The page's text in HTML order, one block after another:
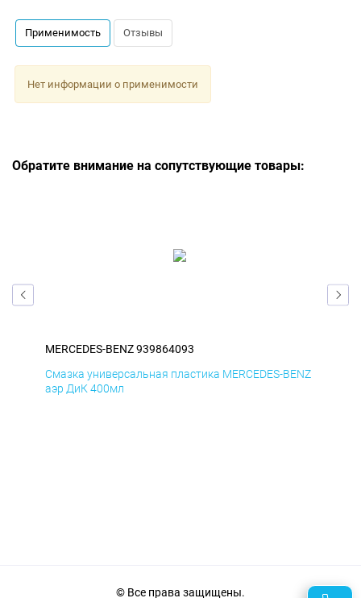
Применимость Отзывы
Нет информации о применимости
Обратите внимание на сопутствующие товары:
MERCEDES-BENZ 939864093
Смазка универсальная пластика MERCEDES-BENZ
аэр ДиК 400мл
© Все права защищены.